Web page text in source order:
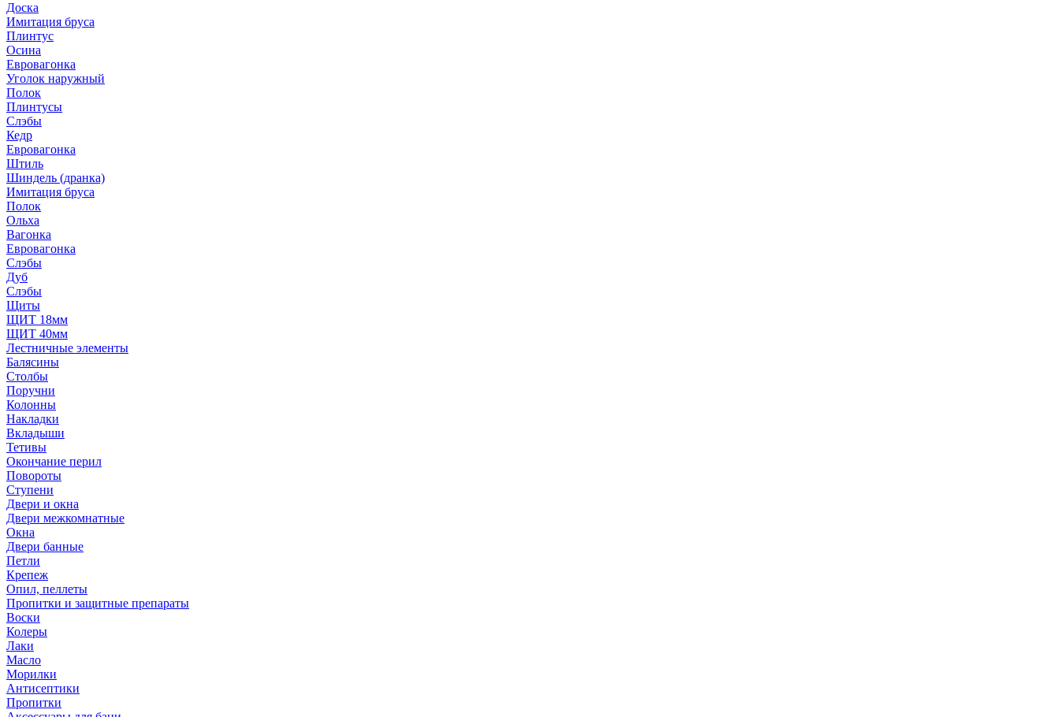
Доска
Имитация бруса
Плинтус
Осина
Евровагонка
Уголок наружный
Полок
Плинтусы
Слэбы
Кедр
Евровагонка
Штиль
Шиндель (дранка)
Имитация бруса
Полок
Ольха
Вагонка
Евровагонка
Слэбы
Дуб
Слэбы
Щиты
ЩИТ 18мм
ЩИТ 40мм
Лестничные элементы
Балясины
Столбы
Поручни
Колонны
Накладки
Вкладыши
Тетивы
Окончание перил
Повороты
Ступени
Двери и окна
Двери межкомнатные
Окна
Двери банные
Петли
Крепеж
Опил, пеллеты
Пропитки и защитные препараты
Воски
Колеры
Лаки
Масло
Морилки
Антисептики
Пропитки